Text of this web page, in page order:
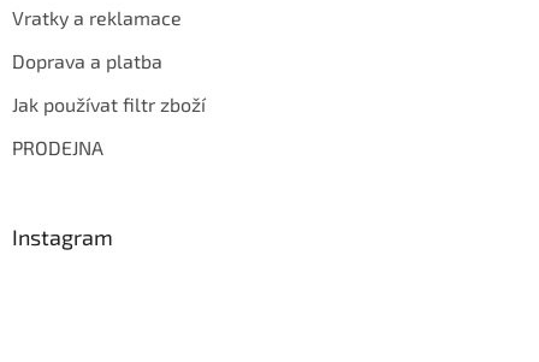
Vratky a reklamace
Doprava a platba
Jak používat filtr zboží
PRODEJNA
Instagram